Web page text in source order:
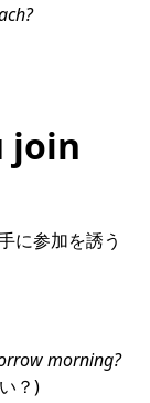
join
に参加を誘う
morning?
？)